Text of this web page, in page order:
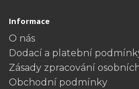
Informace
O nás
Dodací a platební
Zásady zpracování
Obchodní podmínky